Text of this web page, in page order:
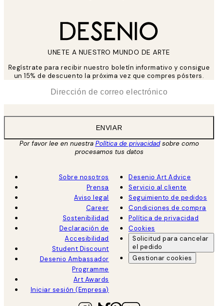
UNETE A NUESTRO MUNDO DE ARTE
Regístrate para recibir nuestro boletín informativo y consigue
un 15% de descuento la próxima vez que compres pósters.
ENVIAR
Por favor lee en nuestra Política de privacidadsobre como
procesamos tus datos
Sobre nosotros
Prensa
Aviso legal
Career
Sostenibilidad
Declaración de
Accesibilidad
Student Discount
Desenio Ambassador
Programme
Art Awards
Iniciar sesión (Empresa)
Desenio Art Advice
Servicio al cliente
Seguimiento de pedidos
Condiciones de compra
Política de privacidad
Cookies
Solicitud para cancelar
el pedido
Gestionar cookies